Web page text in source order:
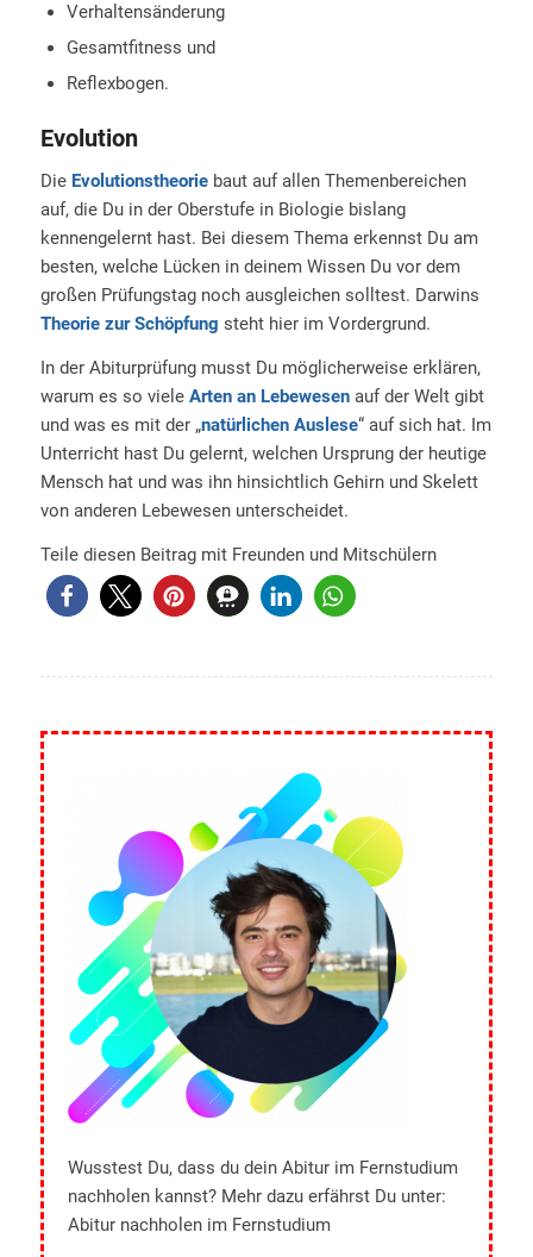
Verhaltensänderung
Gesamtfitness und
Reflexbogen.
Evolution
Die Evolutionstheoriebaut auf allen Themenbereichen
auf, die Du in der Oberstufe in Biologie bislang
kennengelernt hast. Bei diesem Thema erkennst Du am
besten, welche Lücken in deinem Wissen Du vor dem
großen Prüfungstag noch ausgleichen solltest. Darwins
Theorie zur Schöpfung steht hier im Vordergrund.
In der Abiturprüfung musst Du möglicherweise erklären,
warum es so viele Arten an Lebewesenauf der Welt gibt
und was es mit der „natürlichen Auslese“ auf sich hat. Im
Unterricht hast Du gelernt, welchen Ursprung der heutige
Mensch hat und was ihn hinsichtlich Gehirn und Skelett
von anderen Lebewesen unterscheidet.
Teile diesen Beitrag mit Freunden und Mitschülern
Wusstest Du, dass du dein Abitur im Fernstudium
nachholen kannst? Mehr dazu erfährst Du unter:
Abitur nachholen im Fernstudium